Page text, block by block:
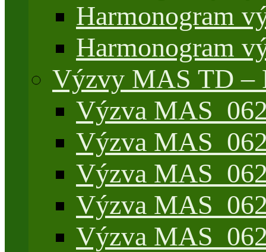
Harmonogram
Harmonogram
Výzvy MAS TD –
Výzva
Výzva
Výzva
Výzva
Výzva